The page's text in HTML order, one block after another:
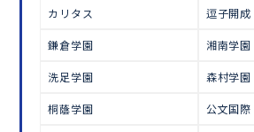
カリタス 逗子開成
鎌倉学園 湘南学園
洗足学園 森村学園
桐蔭学園 公文国際